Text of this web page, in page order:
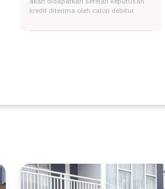
kredit diterima oleh calon debitur.